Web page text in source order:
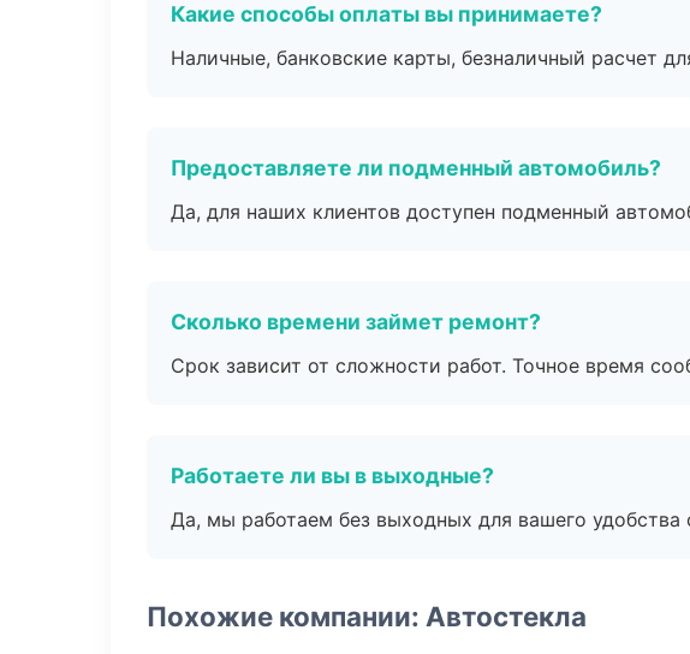
Какие способы оплаты вы принимаете?
Наличные, банковские карты, безналичный расчет
Предоставляете ли подменный автомобиль?
Да, для наших клиентов доступен подменный
Сколько времени займет ремонт?
Срок зависит от сложности работ. Точное время
Работаете ли вы в выходные?
Да, мы работаем без выходных для вашего удобства
Похожие компании: Автостекла